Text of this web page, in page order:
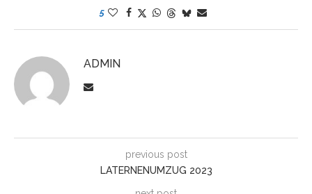
5
ADMIN
previous post
LATERNENUMZUG 2023